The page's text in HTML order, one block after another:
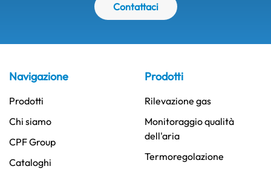
Contattaci
Navigazione
Prodotti
Chi siamo
CPF Group
Cataloghi
Prodotti
Rilevazione gas
Monitoraggio qualità
dell'aria
Termoregolazione